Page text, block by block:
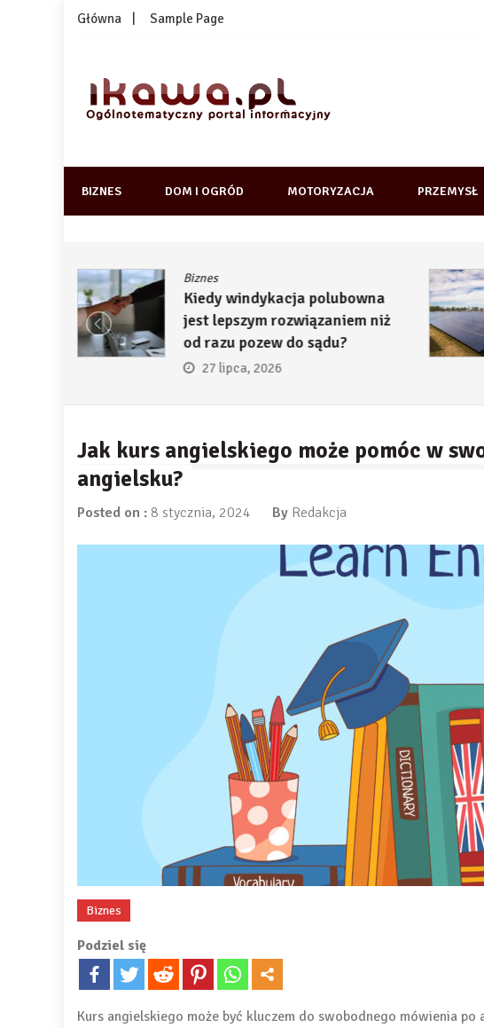
Skip
Główna Sample Page
1kawa.pl
BIZNES DOM I OGRÓD MOTORYZACJA PRZEMYSŁ
Biznes
Kiedy windykacja polubowna
jest lepszym rozwiązaniem niż
od razu pozew do sądu?
27 lipca, 2026
Jak kurs angielskiego może pomóc w
angielsku?
Posted on : 8 stycznia, 2024 By Redakcja
Biznes
Podziel się
Kurs angielskiego może być kluczem do swobodnego mówienia